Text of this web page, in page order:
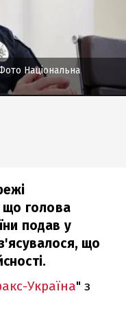
Національна
голова
подав у
що
Україна" з